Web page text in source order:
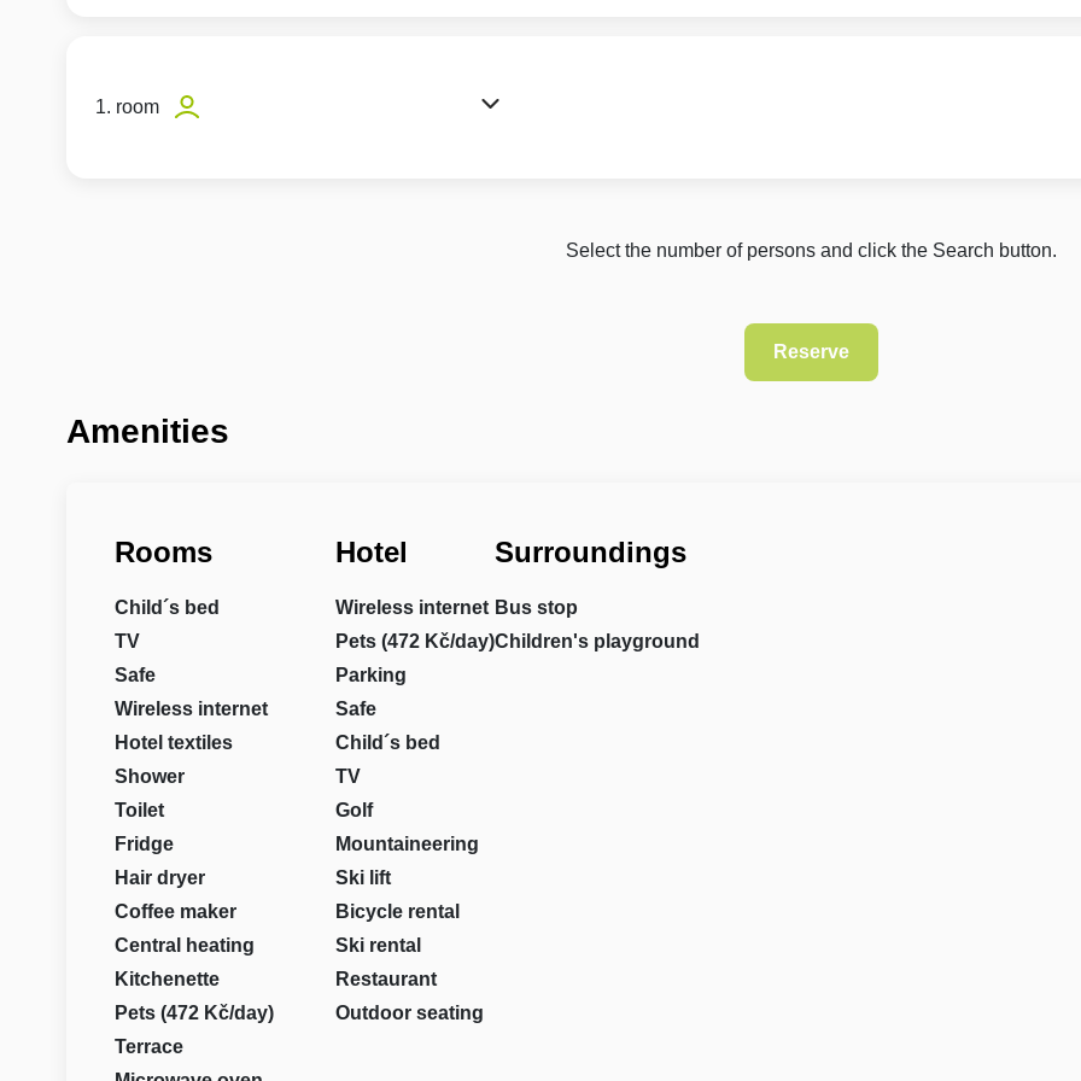
1. room
Select the number of persons and click the Search button.
Amenities
Rooms
Child´s bed
TV
Safe
Wireless internet
Hotel textiles
Shower
Toilet
Fridge
Hair dryer
Coffee maker
Central heating
Kitchenette
Pets (472 Kč/day)
Terrace
Hotel
Wireless internet
Pets (472 Kč/day)
Parking
Safe
Child´s bed
TV
Golf
Mountaineering
Ski lift
Bicycle rental
Ski rental
Restaurant
Outdoor seating
Surroundings
Bus stop
Children's playground